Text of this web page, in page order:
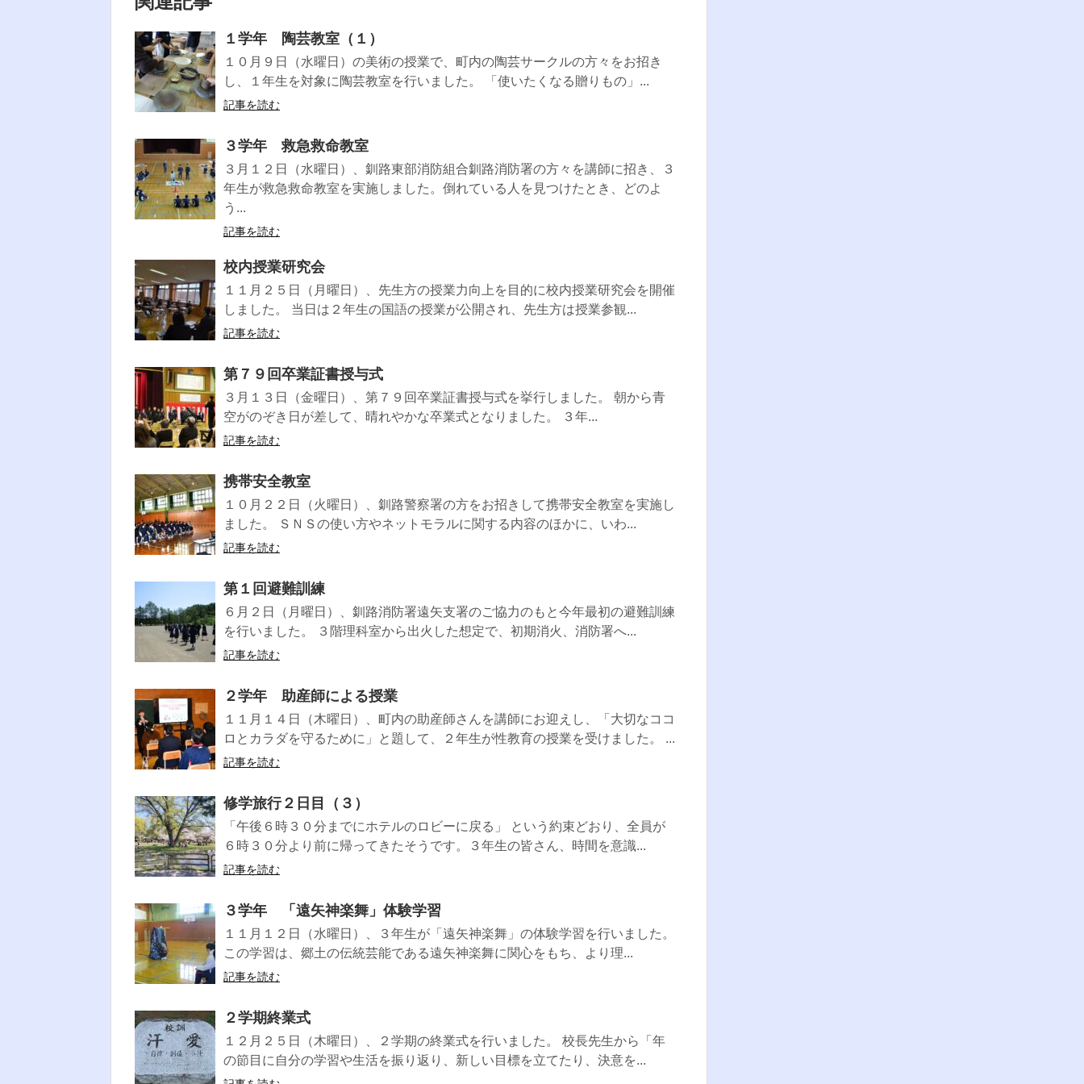
１学年 陶芸教室（１）
１０月９日（水曜日）の美術の授業で、町内の陶芸サークルの方々をお招き
し、１年生を対象に陶芸教室を行いました。 「使いたくなる贈りもの」...
記事を読む
３学年 救急救命教室
３月１２日（水曜日）、釧路東部消防組合釧路消防署の方々を講師に招き、３
年生が救急救命教室を実施しました。倒れている人を見つけたとき、どのよ
う...
記事を読む
校内授業研究会
１１月２５日（月曜日）、先生方の授業力向上を目的に校内授業研究会を開催
しました。 当日は２年生の国語の授業が公開され、先生方は授業参観...
記事を読む
第７９回卒業証書授与式
３月１３日（金曜日）、第７９回卒業証書授与式を挙行しました。 朝から青
空がのぞき日が差して、晴れやかな卒業式となりました。 ３年...
記事を読む
携帯安全教室
１０月２２日（火曜日）、釧路警察署の方をお招きして携帯安全教室を実施し
ました。 ＳＮＳの使い方やネットモラルに関する内容のほかに、いわ...
記事を読む
第１回避難訓練
６月２日（月曜日）、釧路消防署遠矢支署のご協力のもと今年最初の避難訓練
を行いました。 ３階理科室から出火した想定で、初期消火、消防署へ...
記事を読む
２学年 助産師による授業
１１月１４日（木曜日）、町内の助産師さんを講師にお迎えし、「大切なココ
ロとカラダを守るために」と題して、２年生が性教育の授業を受けました。 ...
記事を読む
修学旅行２日目（３）
「午後６時３０分までにホテルのロビーに戻る」 という約束どおり、全員が
６時３０分より前に帰ってきたそうです。３年生の皆さん、時間を意識...
記事を読む
３学年 「遠矢神楽舞」体験学習
１１月１２日（水曜日）、３年生が「遠矢神楽舞」の体験学習を行いました。
この学習は、郷土の伝統芸能である遠矢神楽舞に関心をもち、より理...
記事を読む
２学期終業式
１２月２５日（木曜日）、２学期の終業式を行いました。 校長先生から「年
の節目に自分の学習や生活を振り返り、新しい目標を立てたり、決意を...